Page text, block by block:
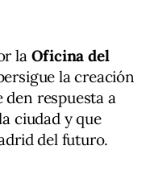
la Oficina del
la creación
respuesta a
ciudad y que
del futuro.